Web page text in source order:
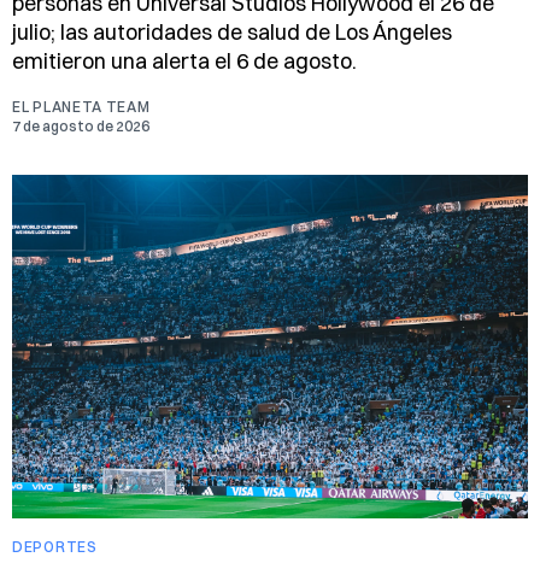
julio; las autoridades de salud de Los Ángeles
emitieron una alerta el 6 de agosto.
EL PLANETA TEAM
7 de agosto de 2026
DEPORTES